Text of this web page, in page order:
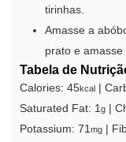
tirinhas.
Amasse a
prato e
Tabela de
Calories: 45kcal
Saturated Fat: 1g
Potassium: 71mg